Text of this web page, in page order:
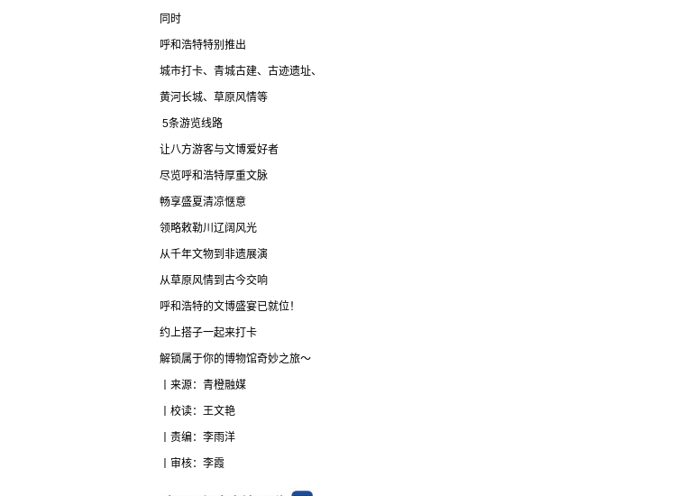
同时
呼和浩特特别推出
城市打卡、青城古建、古迹遗址、
黄河长城、草原风情等
5条游览线路
让八方游客与文博爱好者
尽览呼和浩特厚重文脉
畅享盛夏清凉惬意
领略敕勒川辽阔风光
从千年文物到非遗展演
从草原风情到古今交响
呼和浩特的文博盛宴已就位！
约上搭子一起来打卡
解锁属于你的博物馆奇妙之旅～
丨来源：青橙融媒
丨校读：王文艳
丨责编：李雨洋
丨审核：李霞